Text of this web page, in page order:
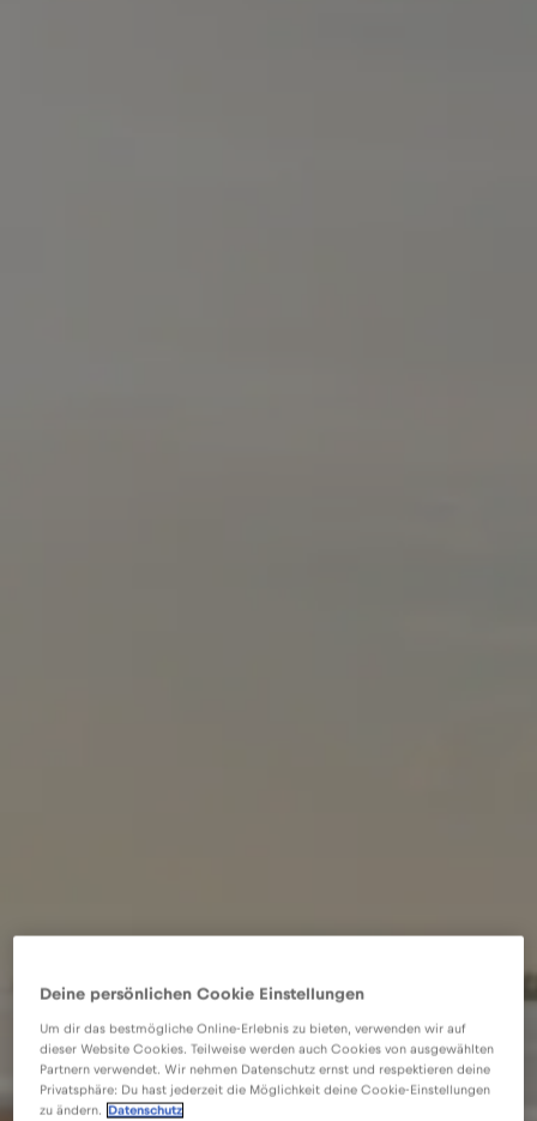
Deine persönlichen Cookie Einstellungen
Um dir das bestmögliche Online-Erlebnis zu bieten, verwenden wir auf
dieser Website Cookies. Teilweise werden auch Cookies von ausgewählten
Partnern verwendet. Wir nehmen Datenschutz ernst und respektieren deine
Privatsphäre: Du hast jederzeit die Möglichkeit deine Cookie-Einstellungen
zu ändern.
Datenschutz